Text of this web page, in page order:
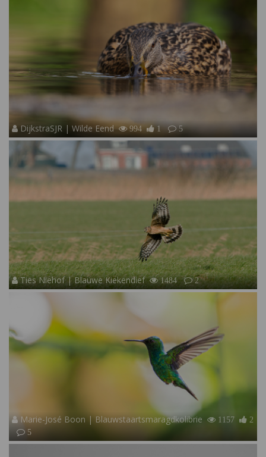
DijkstraSJR | Wilde Eend 994 1 5
Ties Niehof | Blauwe Kiekendief 1484 2
Marie-José Boon | Blauwstaartsmaragdkolibrie 1157
2
5